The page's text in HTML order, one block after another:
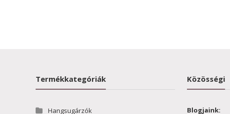
Termékkategóriák
Hangsugárzók
Közösségi
Blogjaink: